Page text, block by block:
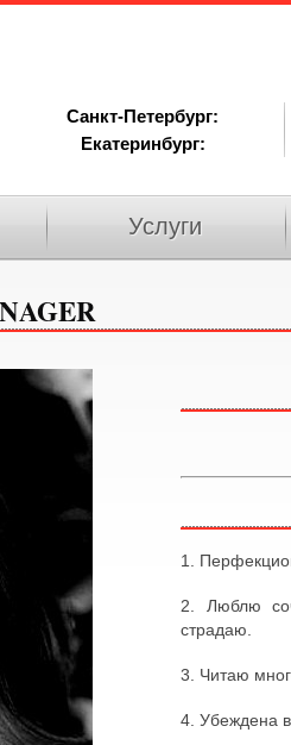
Санкт-Петербург:
Екатеринбург:
Услуги
1.
2. Люблю
страдаю.
3. Читаю
4. Убеждена в